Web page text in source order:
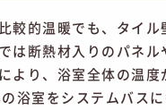
較的温暖でも、タイル
は断熱材入りのパネル
より、浴室全体の温
浴室をシステムバス